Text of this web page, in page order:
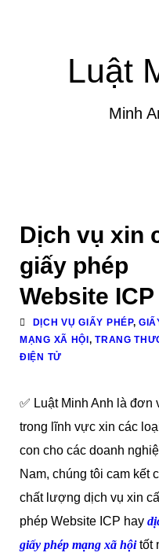
Luật
Minh
Dịch vụ xin
giấy phép
Website ICP
DỊCH VỤ GIẤY PHÉP,
MẠNG XÃ HỘI , TRANG
ĐIỆN TỬ
✅ Luật Minh Anh là đơn
trong lĩnh vực xin các
con cho các doanh
Nam, chúng tôi cam kết
chất lượng dịch vụ xin
phép Website ICP hay
giấy phép mạng xã hộitốt